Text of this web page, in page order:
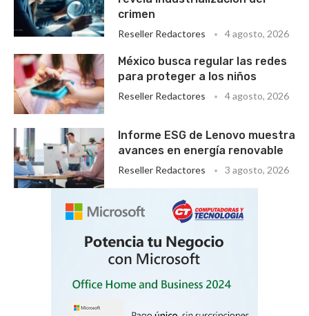
crimen
Reseller Redactores 4 agosto, 2026
México busca regular las redes
para proteger a los niños
Reseller Redactores 4 agosto, 2026
Informe ESG de Lenovo muestra
avances en energía renovable
Reseller Redactores 3 agosto, 2026